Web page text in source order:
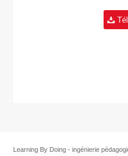
Learning By Doing - ingénierie